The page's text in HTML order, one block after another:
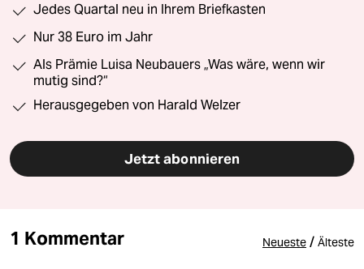
Jedes Quartal neu in Ihrem Briefkasten
Nur 38 Euro im Jahr
Als Prämie Luisa Neubauers „Was wäre, wenn wir
mutig sind?“
Herausgegeben von Harald Welzer
Jetzt abonnieren
1 Kommentar Neueste / Älteste